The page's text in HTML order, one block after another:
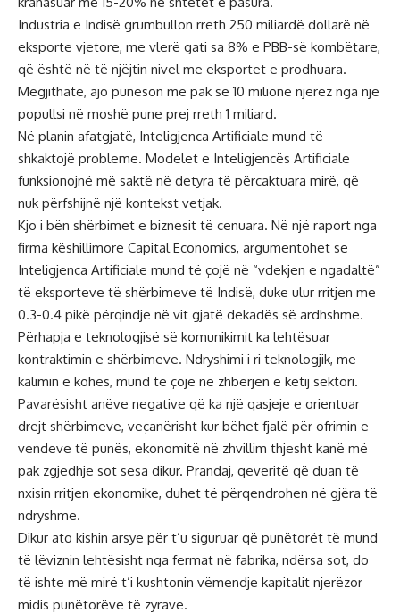
Industria e Indisë grumbullon rreth 250 miliardë dollarë në
eksporte vjetore, me vlerë gati sa 8% e PBB-së kombëtare,
që është në të njëjtin nivel me eksportet e prodhuara.
Megjithatë, ajo punëson më pak se 10 milionë njerëz nga një
popullsi në moshë pune prej rreth 1 miliard.
Në planin afatgjatë, Inteligjenca Artificiale mund të
shkaktojë probleme. Modelet e Inteligjencës Artificiale
funksionojnë më saktë në detyra të përcaktuara mirë, që
nuk përfshijnë një kontekst vetjak.
Kjo i bën shërbimet e biznesit të cenuara. Në një raport nga
firma këshillimore Capital Economics, argumentohet se
Inteligjenca Artificiale mund të çojë në “vdekjen e ngadaltë”
të eksporteve të shërbimeve të Indisë, duke ulur rritjen me
0.3-0.4 pikë përqindje në vit gjatë dekadës së ardhshme.
Përhapja e teknologjisë së komunikimit ka lehtësuar
kontraktimin e shërbimeve. Ndryshimi i ri teknologjik, me
kalimin e kohës, mund të çojë në zhbërjen e këtij sektori.
Pavarësisht anëve negative që ka një qasjeje e orientuar
drejt shërbimeve, veçanërisht kur bëhet fjalë për ofrimin e
vendeve të punës, ekonomitë në zhvillim thjesht kanë më
pak zgjedhje sot sesa dikur. Prandaj, qeveritë që duan të
nxisin rritjen ekonomike, duhet të përqendrohen në gjëra të
ndryshme.
Dikur ato kishin arsye për t’u siguruar që punëtorët të mund
të lëviznin lehtësisht nga fermat në fabrika, ndërsa sot, do
të ishte më mirë t’i kushtonin vëmendje kapitalit njerëzor
midis punëtorëve të zyrave.